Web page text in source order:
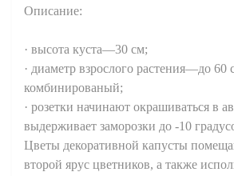
Описание:
· высота куста—30 см;
· диаметр взрослого растения—до 60
комбинированый;
· розетки начинают окрашиваться в
выдерживает заморозки до -10
Цветы декоративной капусты
второй ярус цветников, а также